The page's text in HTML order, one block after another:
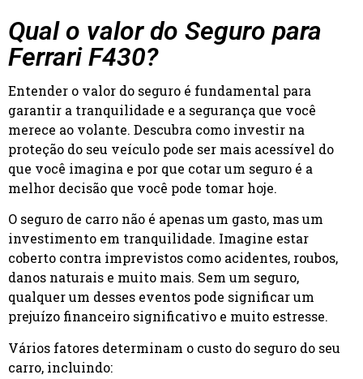
Qual o valor do Seguro para
Ferrari F430?
Entender o valor do seguro é fundamental para
garantir a tranquilidade e a segurança que você
merece ao volante. Descubra como investir na
proteção do seu veículo pode ser mais acessível do
que você imagina e por que cotar um seguro é a
melhor decisão que você pode tomar hoje.
O seguro de carro não é apenas um gasto, mas um
investimento em tranquilidade. Imagine estar
coberto contra imprevistos como acidentes, roubos,
danos naturais e muito mais. Sem um seguro,
qualquer um desses eventos pode significar um
prejuízo financeiro significativo e muito estresse.
Vários fatores determinam o custo do seguro do seu
carro, incluindo: